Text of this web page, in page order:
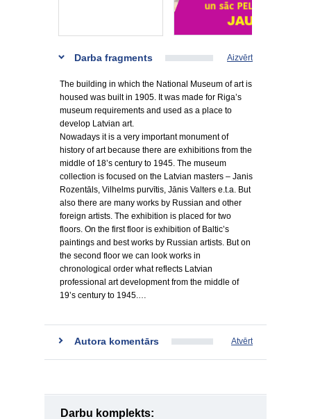
Darba fragments Aizvērt
The building in which the National Museum of art is
housed was built in 1905. It was made for Riga’s
museum requirements and used as a place to
develop Latvian art.
Nowadays it is a very important monument of
history of art because there are exhibitions from the
middle of 18’s century to 1945. The museum
collection is focused on the Latvian masters – Janis
Rozentāls, Vilhelms purvītis, Jānis Valters e.t.a. But
also there are many works by Russian and other
foreign artists. The exhibition is placed for two
floors. On the first floor is exhibition of Baltic’s
paintings and best works by Russian artists. But on
the second floor we can look works in
chronological order what reflects Latvian
professional art development from the middle of
19’s century to 1945.…
Autora komentārs Atvērt
Darbu komplekts: